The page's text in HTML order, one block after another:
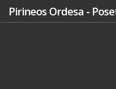
SkipPirineos Ordesa -